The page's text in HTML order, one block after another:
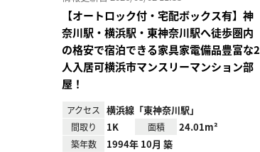
【オートロック付・宅配ボックス有】神
奈川駅・横浜駅・東神奈川駅へ徒歩圏内
の格安で宿泊できる家具家電備品豊富な2
人入居可横浜市マンスリーマンション部
屋！
アクセス 横浜線「東神奈川駅」
間取り 1K 面積 24.01m²
築年数 1994年 10月 築